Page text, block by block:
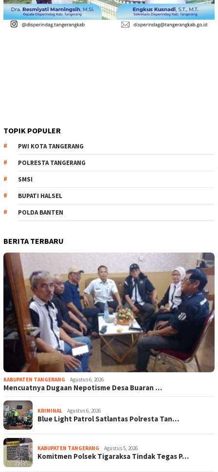
TOPIK POPULER
PWI KOTA TANGERANG
POLRESTA TANGERANG
SMSI
BUPATI HALSEL
POLDA BANTEN
BERITA TERBARU
KABUPATEN TANGERANG Agustus 6, 2026
Mencuatnya Dugaan Nepotisme Desa Buaran …
KRIMINAL Agustus 6, 2026
Blue Light Patrol Satlantas Polresta Tan…
KABUPATEN TANGERANG Agustus 5, 2026
Komitmen Polsek Tigaraksa Tindak Tegas P…